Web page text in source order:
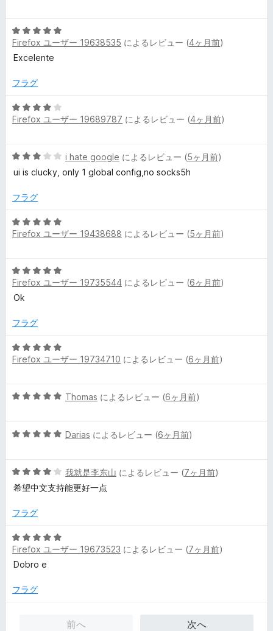
価
中
3
の
価
5
段
階
5
評
価
Firefox ユーザー 19638535 によるレビュー (4ヶ月前)
Excelente
フラグ
5
段
4
の
価
Firefox ユーザー 19689787 によるレビュー (4ヶ月前)
5
段
中
の
評
i hate google によるレビュー (5ヶ月前)
ui is clucky, only 1 global config,no socks5h
フラグ
5
段
5
の
評
Firefox ユーザー 19438688 によるレビュー (5ヶ月前)
5
段
階
5
評
価
Firefox ユーザー 19735544 によるレビュー (6ヶ月前)
Ok
フラグ
5
段
5
価
Firefox ユーザー 19734710 によるレビュー (6ヶ月前)
5
中
評
価
Thomas によるレビュー (6ヶ月前)
5
中
5
評
Darias によるレビュー (6ヶ月前)
5
段
中
の
評
価
我就是李东山 によるレビュー (7ヶ月前)
希望中文支持能更好一点
フラグ
5
段
階
5
Firefox ユーザー 19673523 によるレビュー (7ヶ月前)
Dobro e
フラグ
前へ
次へ